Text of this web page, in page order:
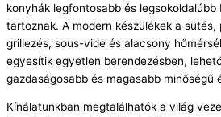
konyhák legfontosabb és legsokoldalúbb
tartoznak. A modern készülékek a sütés,
grillezés, sous-vide és alacsony
egyesítik egyetlen berendezésben,
gazdaságosabb és magasabb minőségű
Kínálatunkban megtalálhatók a világ